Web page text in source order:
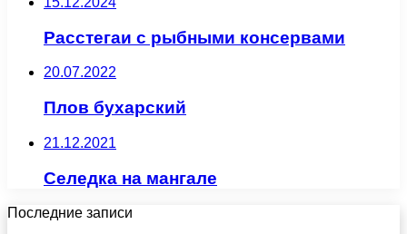
Расстегаи с рыбными консервами
20.07.2022
Плов бухарский
21.12.2021
Селедка на мангале
Последние записи